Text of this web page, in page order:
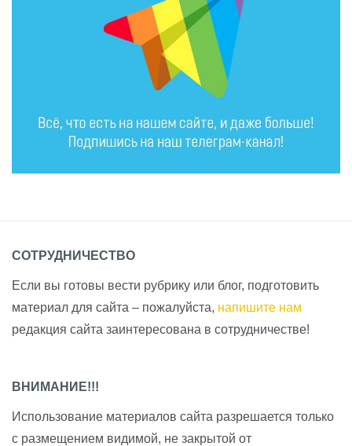
СОТРУДНИЧЕСТВО
Если вы готовы вести рубрику или блог, подготовить
материал для сайта – пожалуйста, напишите нам
редакция сайта заинтересована в сотрудничестве!
ВНИМАНИЕ!!!
Использование материалов сайта разрешается только
с размещением видимой, не закрытой от